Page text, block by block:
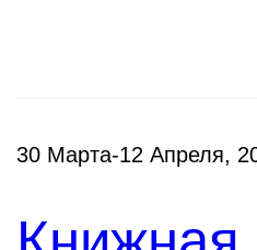
30 Марта-12 Апреля,